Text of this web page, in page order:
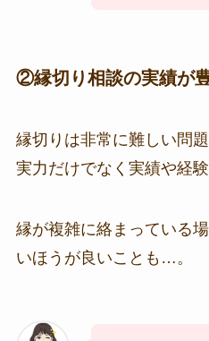
②縁切り相談の実績が
縁切りは非常に難しい問
実力だけでなく実績や経験
縁が複雑に絡まっている
いほうが良いことも…。